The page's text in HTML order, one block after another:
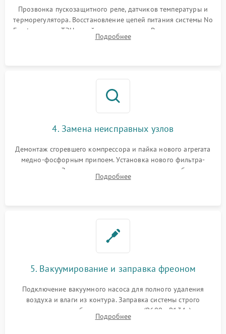
Прозвонка пускозащитного реле, датчиков температуры и
терморегулятора. Восстановление цепей питания системы No
Frost, включая ТЭН оттайки и вентилятор. Ремонт или замена
платы управления при сбоях алгоритмов.
Подробнее
4. Замена неисправных узлов
Демонтаж сгоревшего компрессора и пайка нового агрегата
медно-фосфорным припоем. Установка нового фильтра-
осушителя. Замена изношенных вентиляторов обдува,
сломанных заслонок или поврежденных дверных петель.
Подробнее
5. Вакуумирование и заправка фреоном
Подключение вакуумного насоса для полного удаления
воздуха и влаги из контура. Заправка системы строго
дозированным объемом хладагента (R600a, R134a) по
электронным весам. Контроль рабочего давления в системе.
Подробнее